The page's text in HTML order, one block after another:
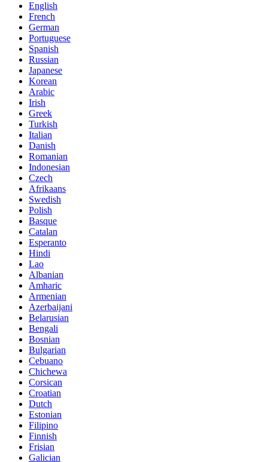
English
French
German
Portuguese
Spanish
Russian
Japanese
Korean
Arabic
Irish
Greek
Turkish
Italian
Danish
Romanian
Indonesian
Czech
Afrikaans
Swedish
Polish
Basque
Catalan
Esperanto
Hindi
Lao
Albanian
Amharic
Armenian
Azerbaijani
Belarusian
Bengali
Bosnian
Bulgarian
Cebuano
Chichewa
Corsican
Croatian
Dutch
Estonian
Filipino
Finnish
Frisian
Galician